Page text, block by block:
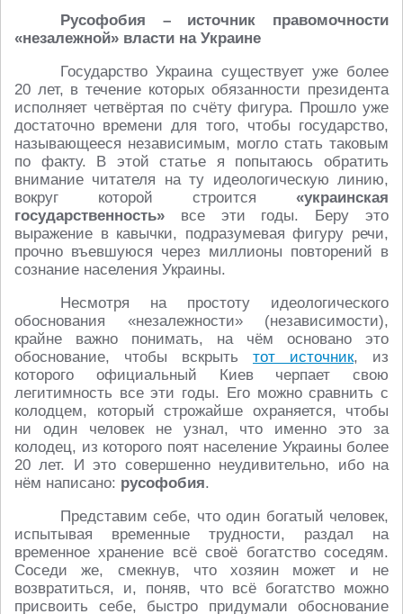
Русофобия – источник правомочности
«незалежной» власти на Украине
Государство Украина существует уже более
20 лет, в течение которых обязанности президента
исполняет четвёртая по счёту фигура. Прошло уже
достаточно времени для того, чтобы государство,
называющееся независимым, могло стать таковым
по факту. В этой статье я попытаюсь обратить
внимание читателя на ту идеологическую линию,
вокруг которой строится «украинская
государственность» все эти годы. Беру это
выражение в кавычки, подразумевая фигуру речи,
прочно въевшуюся через миллионы повторений в
сознание населения Украины.
Несмотря на простоту идеологического
обоснования «незалежности» (независимости),
крайне важно понимать, на чём основано это
обоснование, чтобы вскрыть тот источник, из
которого официальный Киев черпает свою
легитимность все эти годы. Его можно сравнить с
колодцем, который строжайше охраняется, чтобы
ни один человек не узнал, что именно это за
колодец, из которого поят население Украины более
20 лет. И это совершенно неудивительно, ибо на
нём написано: русофобия.
Представим себе, что один богатый человек,
испытывая временные трудности, раздал на
временное хранение всё своё богатство соседям.
Соседи же, смекнув, что хозяин может и не
возвратиться, и, поняв, что всё богатство можно
присвоить себе, быстро придумали обоснование